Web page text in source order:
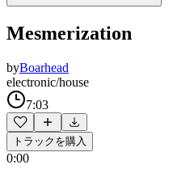
Mesmerization
byBoarhead
electronic/house
7:03
トラックを購入
0:00